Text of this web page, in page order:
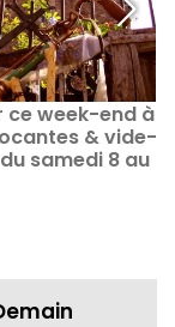
ce week-end à
& vide-
samedi 8 au